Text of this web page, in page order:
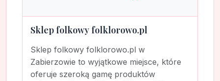
Sklep folkowy folklorowo.pl
Sklep folkowy folklorowo.pl w
Zabierzowie to wyjątkowe miejsce, które
oferuje szeroką gamę produktów